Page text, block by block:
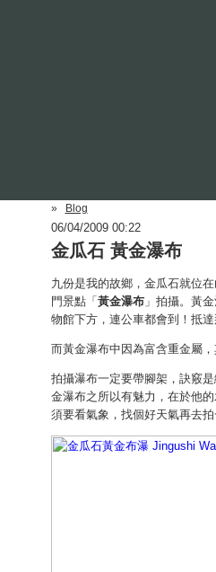
» Blog
06/04/2009 00:22
金瓜石 黃金瀑布
九份是我的故鄉，金瓜石就位
門景點「 黃金瀑布」拍攝。黃
物館下方，連公車都會到！抵
而黃金瀑布中因為富含重金屬
拍攝瀑布一定要帶腳架，訣竅
金瀑布之所以有魅力，在於他
須要看氣象，找個好天氣再去